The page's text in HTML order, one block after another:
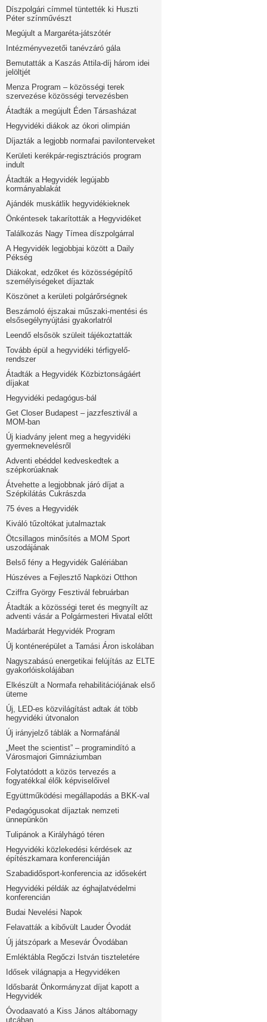
Díszpolgári címmel tüntették ki Huszti
Péter színművészt
Megújult a Margaréta-játszótér
Intézményvezetői tanévzáró gála
Bemutatták a Kaszás Attila-díj három idei
jelöltjét
Menza Program – közösségi terek
szervezése közösségi tervezésben
Átadták a megújult Éden Társasházat
Hegyvidéki diákok az ókori olimpián
Díjazták a legjobb normafai pavilonterveket
Kerületi kerékpár-regisztrációs program
indult
Átadták a Hegyvidék legújabb
kormányablakát
Ajándék muskátlik hegyvidékieknek
Önkéntesek takarították a Hegyvidéket
Találkozás Nagy Tímea díszpolgárral
A Hegyvidék legjobbjai között a Daily
Pékség
Diákokat, edzőket és közösségépítő
személyiségeket díjaztak
Köszönet a kerületi polgárőrségnek
Beszámoló éjszakai műszaki-mentési és
elsősegélynyújtási gyakorlatról
Leendő elsősök szüleit tájékoztatták
Tovább épül a hegyvidéki térfigyelő-
rendszer
Átadták a Hegyvidék Közbiztonságáért
díjakat
Hegyvidéki pedagógus-bál
Get Closer Budapest – jazzfesztivál a
MOM-ban
Új kiadvány jelent meg a hegyvidéki
gyermeknevelésről
Adventi ebéddel kedveskedtek a
szépkorúaknak
Átvehette a legjobbnak járó díjat a
Szépkilátás Cukrászda
75 éves a Hegyvidék
Kiváló tűzoltókat jutalmaztak
Ötcsillagos minősítés a MOM Sport
uszodájának
Belső fény a Hegyvidék Galériában
Húszéves a Fejlesztő Napközi Otthon
Cziffra György Fesztivál februárban
Átadták a közösségi teret és megnyílt az
adventi vásár a Polgármesteri Hivatal előtt
Madárbarát Hegyvidék Program
Új konténerépület a Tamási Áron iskolában
Nagyszabású energetikai felújítás az ELTE
gyakorlóiskolájában
Elkészült a Normafa rehabilitációjának első
üteme
Új, LED-es közvilágítást adtak át több
hegyvidéki útvonalon
Új irányjelző táblák a Normafánál
„Meet the scientist” – programindító a
Városmajori Gimnáziumban
Folytatódott a közös tervezés a
fogyatékkal élők képviselőivel
Együttműködési megállapodás a BKK-val
Pedagógusokat díjaztak nemzeti
ünnepünkön
Tulipánok a Királyhágó téren
Hegyvidéki közlekedési kérdések az
építészkamara konferenciáján
Szabadidősport-konferencia az idősekért
Hegyvidéki példák az éghajlatvédelmi
konferencián
Budai Nevelési Napok
Felavatták a kibővült Lauder Óvodát
Új játszópark a Mesevár Óvodában
Emléktábla Regőczi István tiszteletére
Idősek világnapja a Hegyvidéken
Idősbarát Önkormányzat díjat kapott a
Hegyvidék
Óvodaavató a Kiss János altábornagy
utcában